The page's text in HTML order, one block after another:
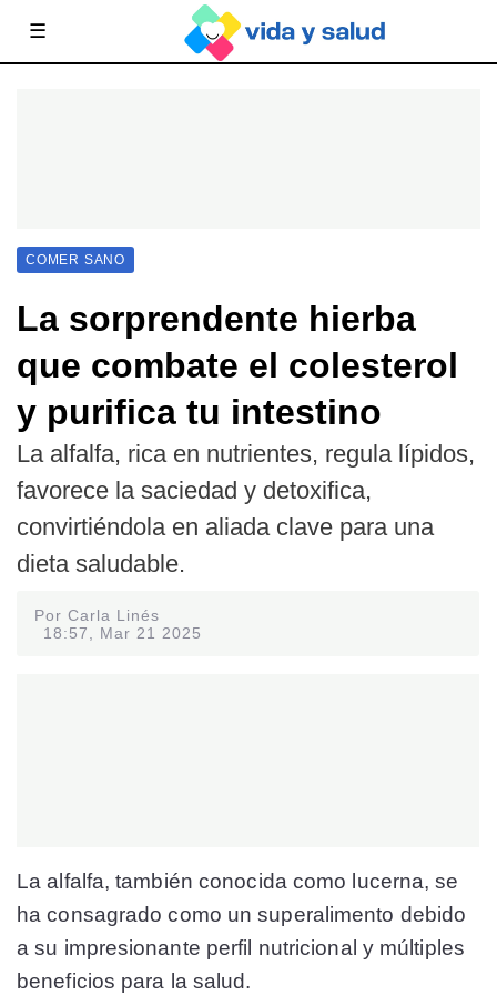
☰
COMER SANO
La sorprendente hierba
que combate el colesterol
y purifica tu intestino
La alfalfa, rica en nutrientes, regula lípidos,
favorece la saciedad y detoxifica,
convirtiéndola en aliada clave para una
dieta saludable.
Por Carla Linés
18:57, Mar 21 2025
La alfalfa, también conocida como lucerna, se
ha consagrado como un superalimento debido
a su impresionante perfil nutricional y múltiples
beneficios para la salud.